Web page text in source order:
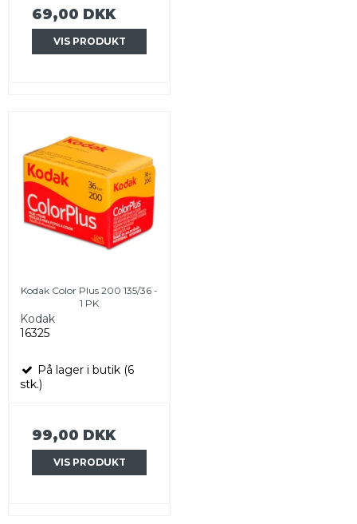
69,00 DKK
VIS PRODUKT
Kodak Color Plus 200 135/36 -
1 PK
Kodak
16325
På lager i butik (6
stk.)
99,00 DKK
VIS PRODUKT